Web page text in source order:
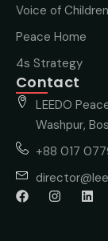
Voice of Children
Peace Home
4s Strategy
Contact
LEEDO
Washpur,
+88 017